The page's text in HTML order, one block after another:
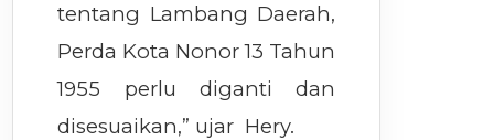
tentang Lambang Daerah,
Perda Kota Nonor 13 Tahun
1955 perlu diganti dan
disesuaikan,” ujar Hery.